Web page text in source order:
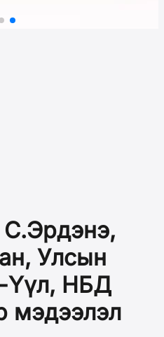
Улсын
Үүл, НБД
мэдээлэл